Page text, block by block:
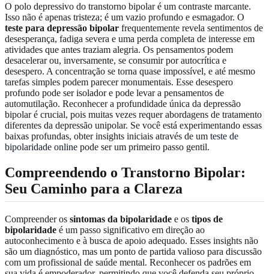
O polo depressivo do transtorno bipolar é um contraste marcante.
Isso não é apenas tristeza; é um vazio profundo e esmagador. O
teste para depressão bipolar frequentemente revela sentimentos de
desesperança, fadiga severa e uma perda completa de interesse em
atividades que antes traziam alegria. Os pensamentos podem
desacelerar ou, inversamente, se consumir por autocrítica e
desespero. A concentração se torna quase impossível, e até mesmo
tarefas simples podem parecer monumentais. Esse desespero
profundo pode ser isolador e pode levar a pensamentos de
automutilação. Reconhecer a profundidade única da depressão
bipolar é crucial, pois muitas vezes requer abordagens de tratamento
diferentes da depressão unipolar. Se você está experimentando essas
baixas profundas, obter insights iniciais através de um teste de
bipolaridade online pode ser um primeiro passo gentil.
Compreendendo o Transtorno Bipolar:
Seu Caminho para a Clareza
Compreender os sintomas da bipolaridade e os tipos de
bipolaridade é um passo significativo em direção ao
autoconhecimento e à busca de apoio adequado. Esses insights não
são um diagnóstico, mas um ponto de partida valioso para discussão
com um profissional de saúde mental. Reconhecer os padrões em